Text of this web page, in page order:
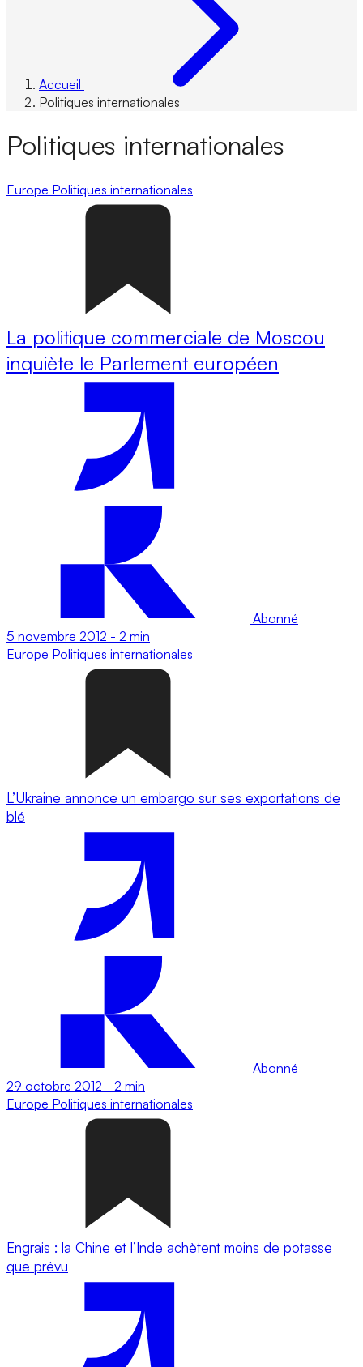
Accueil
Politiques internationales
Politiques internationales
Europe Politiques internationales
La politique commerciale de Moscou
inquiète le Parlement européen
Abonné
5 novembre 2012 - 2 min
Europe Politiques internationales
L’Ukraine annonce un embargo sur ses exportations de
blé
Abonné
29 octobre 2012 - 2 min
Europe Politiques internationales
Engrais : la Chine et l’Inde achètent moins de potasse
que prévu